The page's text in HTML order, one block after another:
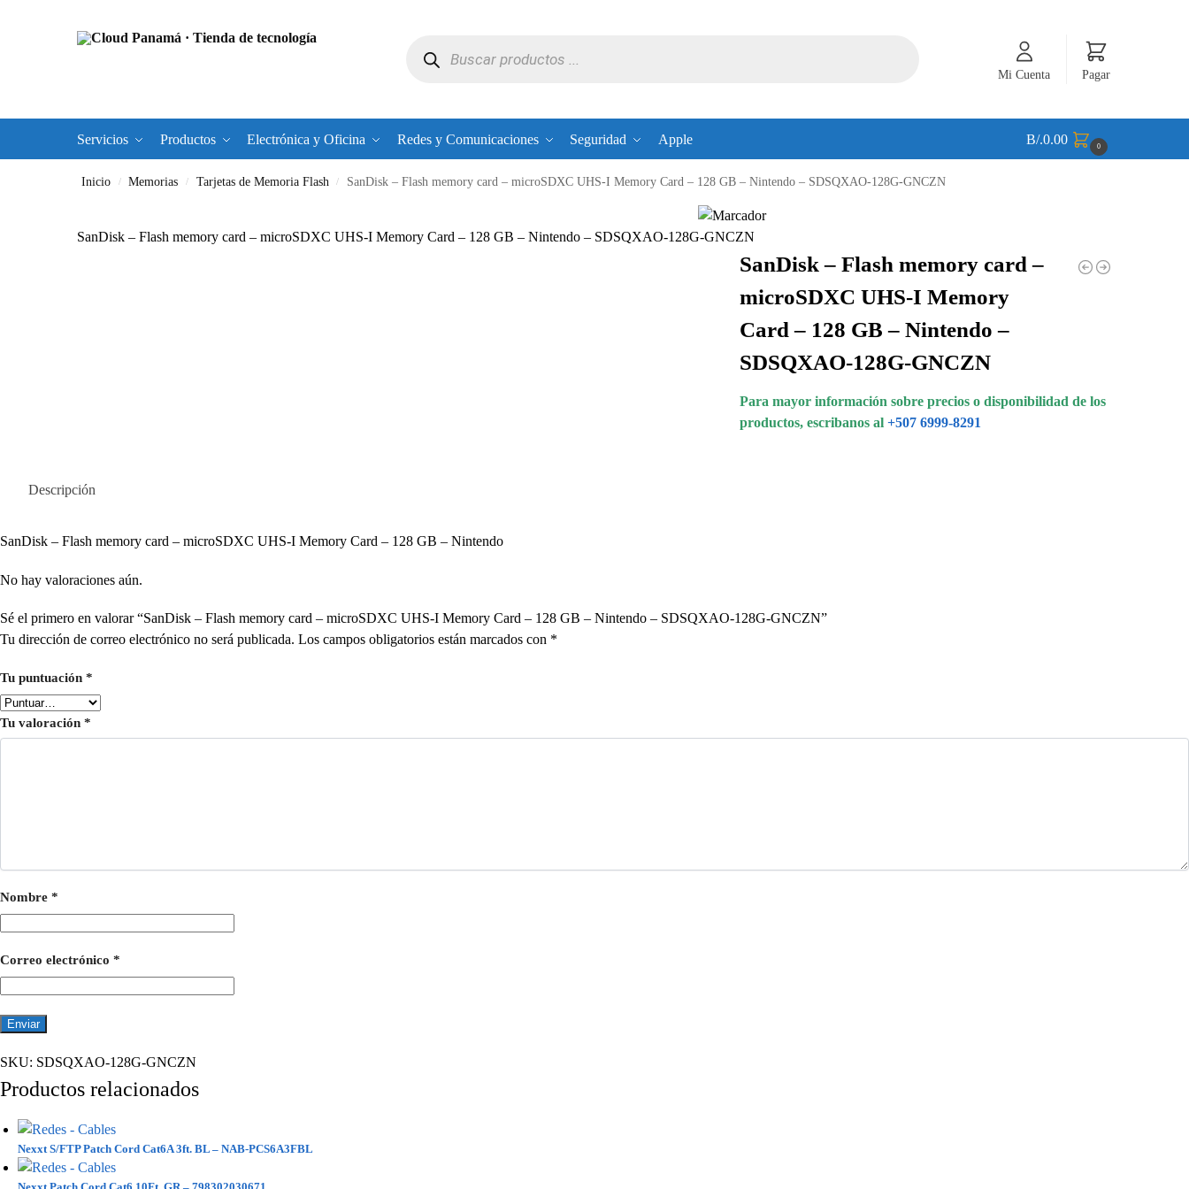
Mi Cuenta Pagar
Servicios Productos Electrónica y Oficina Redes y Comunicaciones Seguridad Apple B/.0.00 0
Inicio / Memorias / Tarjetas de Memoria Flash / SanDisk – Flash memory card – microSDXC UHS-I Memory Card – 128 GB – Nintendo – SDSQXAO-128G-GNCZN
SanDisk – Flash memory card – microSDXC UHS-I Memory Card – 128 GB – Nintendo – SDSQXAO-128G-GNCZN
SanDisk – Flash memory card –
microSDXC UHS-I Memory
Card – 128 GB – Nintendo –
SDSQXAO-128G-GNCZN
Para mayor información sobre precios o disponibilidad de los
productos, escribanos al +507 6999-8291
Descripción
SanDisk – Flash memory card – microSDXC UHS-I Memory Card – 128 GB – Nintendo
No hay valoraciones aún.
Sé el primero en valorar “SanDisk – Flash memory card – microSDXC UHS-I Memory Card – 128 GB – Nintendo – SDSQXAO-128G-GNCZN”
Tu dirección de correo electrónico no será publicada. Los campos obligatorios están marcados con *
Tu puntuación *
Tu valoración *
Nombre *
Correo electrónico *
SKU: SDSQXAO-128G-GNCZN
Productos relacionados
Nexxt S/FTP Patch Cord Cat6A 3ft. BL – NAB-PCS6A3FBL